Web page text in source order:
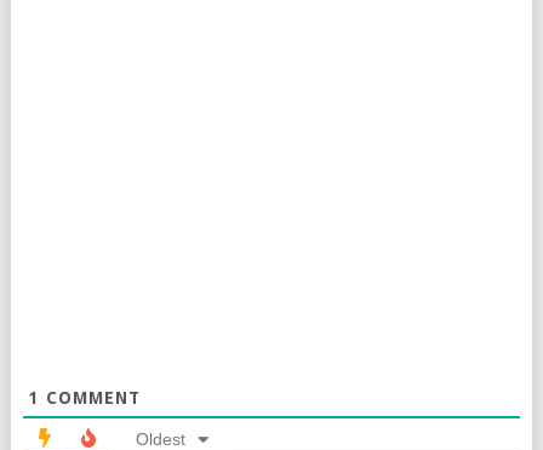
1 COMMENT
Oldest